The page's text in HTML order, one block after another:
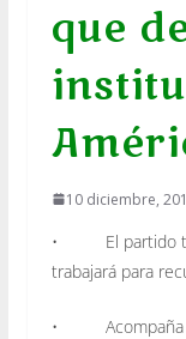
que
10 diciembre,
• El partido
trabajará para
• Acompaña en